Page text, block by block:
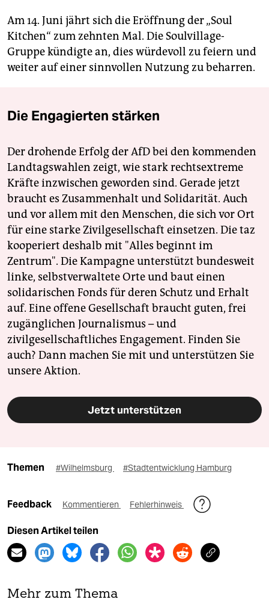
Am 14. Juni jährt sich die Eröffnung der „Soul
Kitchen“ zum zehnten Mal. Die Soulvillage-
Gruppe kündigte an, dies würdevoll zu feiern und
weiter auf einer sinnvollen Nutzung zu beharren.
Die Engagierten stärken
Der drohende Erfolg der AfD bei den kommenden
Landtagswahlen zeigt, wie stark rechtsextreme
Kräfte inzwischen geworden sind. Gerade jetzt
braucht es Zusammenhalt und Solidarität. Auch
und vor allem mit den Menschen, die sich vor Ort
für eine starke Zivilgesellschaft einsetzen. Die taz
kooperiert deshalb mit "Alles beginnt im
Zentrum". Die Kampagne unterstützt bundesweit
linke, selbstverwaltete Orte und baut einen
solidarischen Fonds für deren Schutz und Erhalt
auf. Eine offene Gesellschaft braucht guten, frei
zugänglichen Journalismus – und
zivilgesellschaftliches Engagement. Finden Sie
auch? Dann machen Sie mit und unterstützen Sie
unsere Aktion.
Jetzt unterstützen
Themen #Wilhelmsburg #Stadtentwicklung Hamburg
Feedback Kommentieren Fehlerhinweis
Diesen Artikel teilen
Mehr zum Thema